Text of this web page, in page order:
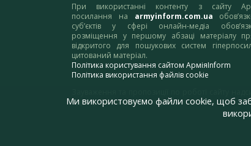
При використанні контенту з сайту
посилання на armyinform.com.ua
суб’єктів у сфері онлайн-медіа
розміщення у першому абзаці матеріалу
відкритого для пошукових систем
цитований матеріал.
Політика користування сайтом АрміяInform
Політика використання файлів cookie
адресу:webmaster@armyinform.com.ua
Ми використовуємо файли cookie, щоб